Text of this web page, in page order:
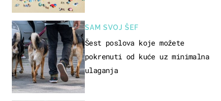
SAM SVOJ ŠEF
Šest poslova koje možete
pokrenuti od kuće uz minimalna
ulaganja